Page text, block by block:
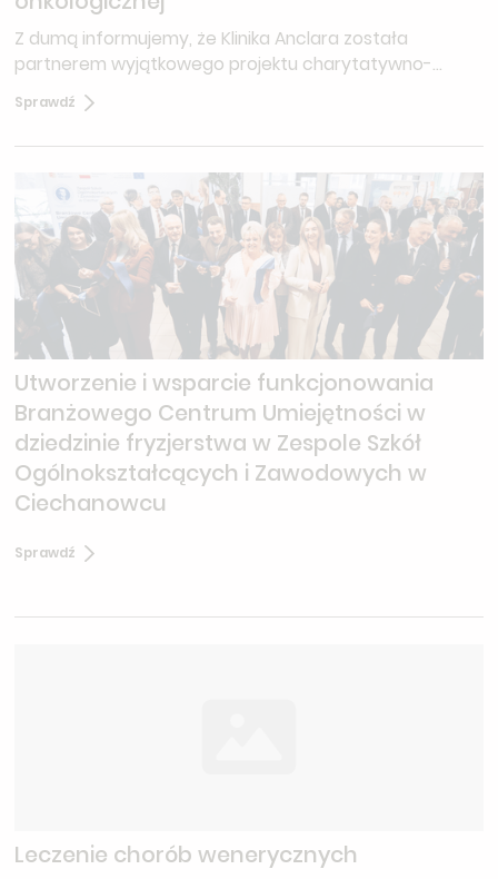
Z dumą informujemy, że Klinika Anclara została
partnerem wyjątkowego projektu charytatywno-
artystycznego „Ciało Kobiety jako Najpiękniejsze
Płótno”, którego celem jest wsparcie kobiet
zmagających się z chorobą nowotworową.
Sprawdź
Utworzenie i wsparcie funkcjonowania
Branżowego Centrum Umiejętności w
dziedzinie fryzjerstwa w Zespole Szkół
Ogólnokształcących i Zawodowych w
Ciechanowcu
Sprawdź
Leczenie chorób wenerycznych